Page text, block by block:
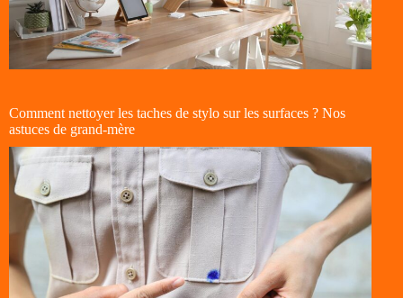
Comment nettoyer les taches de stylo sur les surfaces ? Nos
astuces de grand-mère